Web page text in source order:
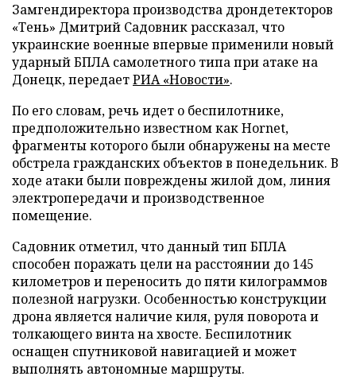
Замгендиректора производства дрондетекторов
«Тень» Дмитрий Садовник рассказал, что
украинские военные впервые применили новый
ударный БПЛА самолетного типа при атаке на
Донецк, передаетРИА «Новости».
По его словам, речь идет о беспилотнике,
предположительно известном как Hornet,
фрагменты которого были обнаружены на месте
обстрела гражданских объектов в понедельник. В
ходе атаки были повреждены жилой дом, линия
электропередачи и производственное
помещение.
Садовник отметил, что данный тип БПЛА
способен поражать цели на расстоянии до 145
километров и переносить до пяти килограммов
полезной нагрузки. Особенностью конструкции
дрона является наличие киля, руля поворота и
толкающего винта на хвосте. Беспилотник
оснащен спутниковой навигацией и может
выполнять автономные маршруты.